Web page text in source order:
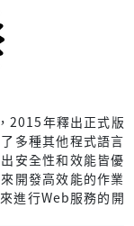
2015年釋出正式版
多種其他程式語言
安全性和效能皆優
開發高效能的作業
進行Web服務的開